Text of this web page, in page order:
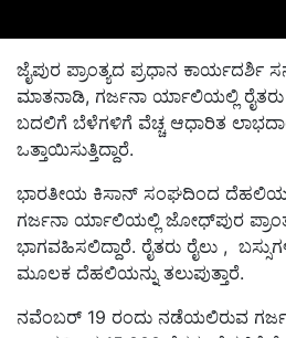
ಜೈಪುರ ಪ್ರಾಂತ್ಯದ ಪ್ರಧಾನ
ಮಾತನಾಡಿ, ಗರ್ಜನಾ ರ್ಯಾಲಿಯಲ್ಲಿ
ಬದಲಿಗೆ ಬೆಳೆಗಳಿಗೆ ವೆಚ್ಚ ಆಧಾರಿತ
ಒತ್ತಾಯಿಸುತ್ತಿದ್ದಾರೆ.
ಭಾರತೀಯ ಕಿಸಾನ್ ಸಂಘದಿಂದ
ಗರ್ಜನಾ ರ್ಯಾಲಿಯಲ್ಲಿ ಜೋಧ್‌ಪುರ
ಭಾಗವಹಿಸಲಿದ್ದಾರೆ. ರೈತರು ರೈಲು ,
ಮೂಲಕ ದೆಹಲಿಯನ್ನು ತಲುಪುತ್ತಾರೆ.
ನವೆಂಬರ್ 19 ರಂದು ನಡೆಯಲಿರುವ